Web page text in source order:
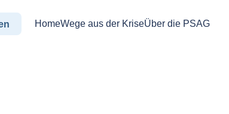
HomeWege aus der KriseÜber die PSAG